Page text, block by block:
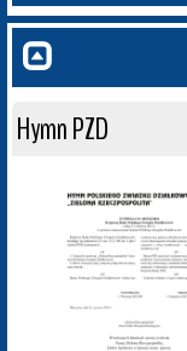
Hymn PZD